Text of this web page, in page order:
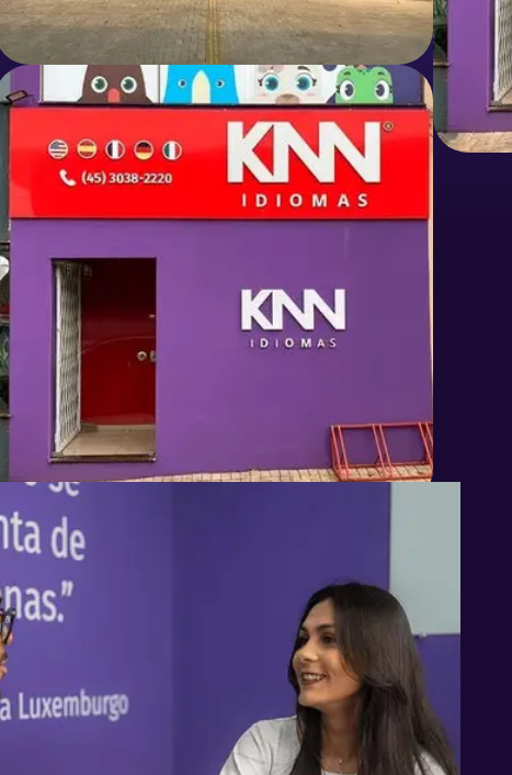
franquia
e como
de negócio para quem deseja abrir
processos definidos, metodologia
para escolher o modelo,
a equipe e desenvolver a operação